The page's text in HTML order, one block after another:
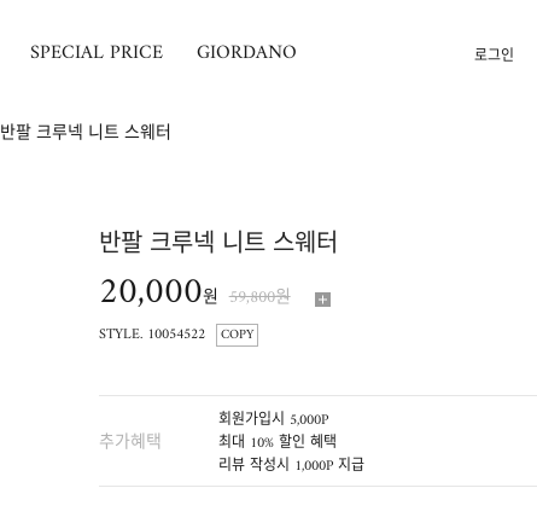
SPECIAL PRICE GIORDANO 로그인
반팔 크루넥 니트 스웨터
반팔 크루넥 니트 스웨터
20,000원 59,800원
STYLE. 10054522 COPY
추가혜택
회원가입시 5,000P
최대 10% 할인 혜택
리뷰 작성시 1,000P 지급